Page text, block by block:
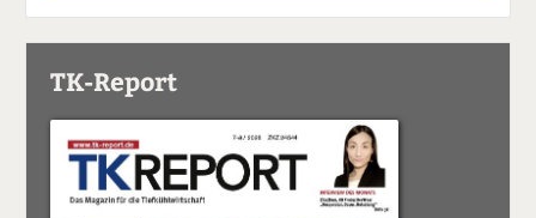
TK-Report